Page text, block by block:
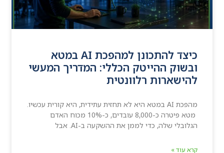
כיצד להתכונן למהפכת AI במטא
ובשוק ההייטק הכללי: המדריך המעשי
להישארות רלוונטית
מהפכת AI במטא היא לא תחזית עתידית, היא קורית עכשיו.
מטא פיטרה כ-8,000 עובדים, כ-10% מכוח האדם
הגלובלי שלה, כדי לממן את ההשקעה ב-AI. אבל
קרא עוד »